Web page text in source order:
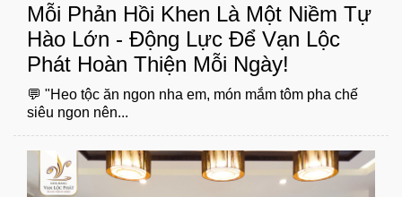
Mỗi Phản Hồi Khen Là Một Niềm Tự
Hào Lớn - Động Lực Để Vạn Lộc
Phát Hoàn Thiện Mỗi Ngày!
💬 "Heo tộc ăn ngon nha em, món mắm tôm pha chế
siêu ngon nên...